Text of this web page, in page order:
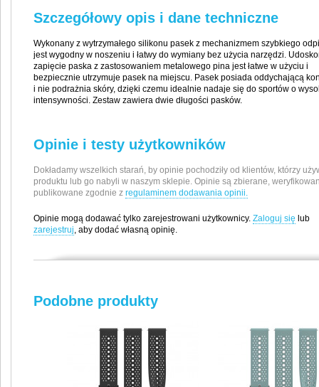
Szczegółowy opis i dane techniczne
Wykonany z wytrzymałego silikonu pasek z mechanizmem szybkiego
jest wygodny w noszeniu i łatwy do wymiany bez użycia narzędzi.
zapięcie paska z zastosowaniem metalowego pina jest łatwe w użyciu i
bezpiecznie utrzymuje pasek na miejscu. Pasek posiada oddychającą
i nie podrażnia skóry, dzięki czemu idealnie nadaje się do sportów o
intensywności. Zestaw zawiera dwie długości pasków.
Opinie i testy użytkowników
Dokładamy wszelkich starań, by opinie pochodziły od klientów, którzy
produktu lub go nabyli w naszym sklepie. Opinie są zbierane,
publikowane zgodnie z regulaminem dodawania opinii.
Opinie mogą dodawać tylko zarejestrowani użytkownicy. Zaloguj się lub
zarejestruj, aby dodać własną opinię.
Producent / Importer
Tammiston Kauppatie 7A
Podobne produkty